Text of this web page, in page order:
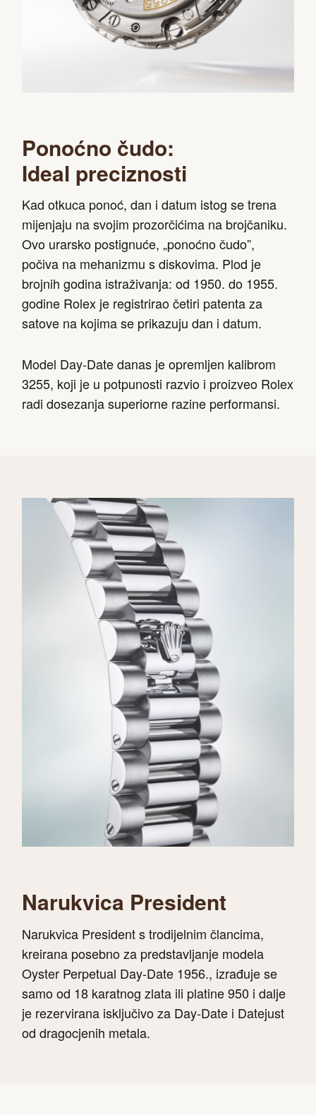
Ponoćno čudo:
Ideal preciznosti
Kad otkuca ponoć, dan i datum istog se trena
mijenjaju na svojim prozorčićima na brojčaniku.
Ovo urarsko postignuće, „ponoćno čudo”,
počiva na mehanizmu s diskovima. Plod je
brojnih godina istraživanja: od 1950. do 1955.
godine Rolex je registrirao četiri patenta za
satove na kojima se prikazuju dan i datum.
Model Day-Date danas je opremljen kalibrom
3255, koji je u potpunosti razvio i proizveo Rolex
radi dosezanja superiorne razine performansi.
Narukvica President
Narukvica President s trodijelnim člancima,
kreirana posebno za predstavljanje modela
Oyster Perpetual Day-Date 1956., izrađuje se
samo od 18 karatnog zlata ili platine 950 i dalje
je rezervirana isključivo za Day-Date i Datejust
od dragocjenih metala.